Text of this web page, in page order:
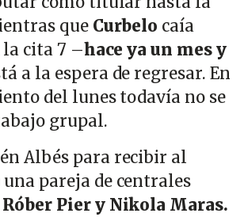
que Curbelo caía
la cita 7 –hace ya un mes y
a la espera de regresar. En
del lunes todavía no se
grupal.
Albés para recibir al
pareja de centrales
Róber Pier y Nikola Maras.